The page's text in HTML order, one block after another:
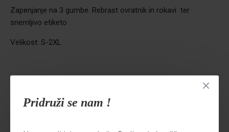
Pridruži se nam !
Zapenjanje na 3 gumbe. Rebrast ovratnik in rokavi ter
snemljivo etiketo
Velikost: S-2XL
Originalno pakiranje: 1/50